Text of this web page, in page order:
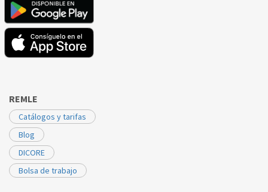
REMLE
Catálogos y tarifas
Blog
DICORE
Bolsa de trabajo